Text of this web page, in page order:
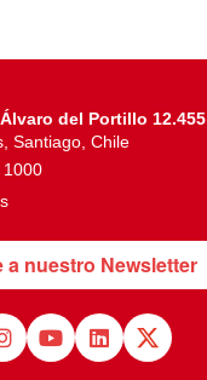
del Portillo 12.455
Santiago, Chile
1000
a nuestro Newsletter